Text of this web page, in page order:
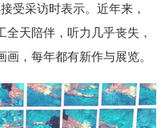
受采访时表示。近年来，
天陪伴，听力几乎丧失，
，每年都有新作与展览。